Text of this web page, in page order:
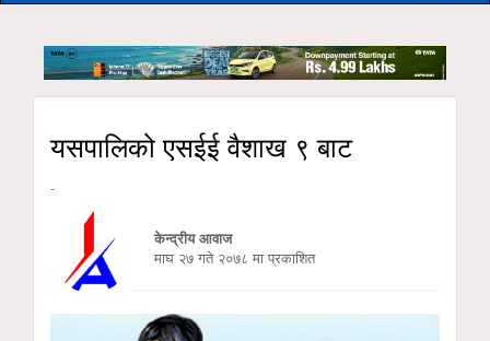
यसपालिको एसईई वैशाख ९ बाट
-
केन्द्रीय आवाज
माघ २७ गते २०७८ मा प्रकाशित